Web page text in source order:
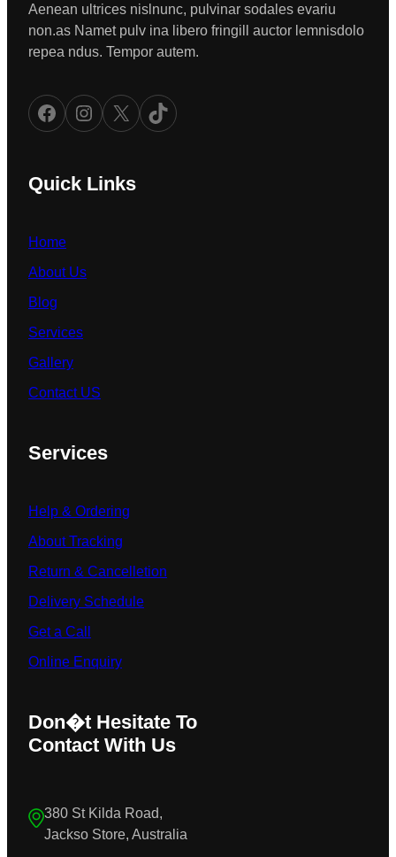
Aenean ultrices nislnunc, pulvinar sodales evariu
non.as Namet pulv ina libero fringill auctor lemnisdolo
repea ndus. Tempor autem.
Facebook Instagram X TikTok
Quick Links
Home
About Us
Blog
Services
Gallery
Contact US
Services
Help & Ordering
About Tracking
Return & Cancelletion
Delivery Schedule
Get a Call
Online Enquiry
Don�t Hesitate To
Contact With Us
380 St Kilda Road,
Jackso Store, Australia